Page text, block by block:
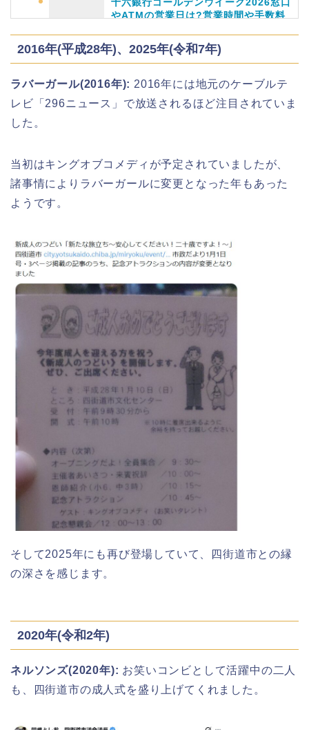
福井桜祭り2026の屋台は何時まで(い
つまで)?交通規制や混雑は?
芸能人(有名人)は?保護者(親)も!
名古屋城桜まつり(春まつり)2026の屋
台・出店は?混雑情報も!
近畿大学卒業式2026のゲストの歴代ス
ピーチや予想有名人は誰?
大河原桜まつり(千本桜)2026の屋台の
十六銀行ゴールデンウイーク2026窓口
やATMの営業日は?営業時間や手数料
静岡銀行ゴールデンウィーク2026の営
業日や休みは?ATM手数料も調査!
千葉銀行ゴールデンウィーク2026の
ATMの営業日(休み)まとめ!
海遊館GW(ゴールデンウィーク)の混
雑(混み具合)状況はどうなる?
日岡山公園の桜(花見)2026の屋台・出
店はいつまで?ライトアップ情報も!
華蔵寺公園の桜(花祭り)2026の屋台
悠久山公園桜祭り2026の屋台や出店
は?ライトアップや駐車場情報も!
とめ!交通規制は何時から何時まで?
2016年(平成28年)、2025年(令和7年)
ラバーガール(2016年): 2016年には地元のケーブルテ
レビ「296ニュース」で放送されるほど注目されていま
した。
当初はキングオブコメディが予定されていましたが、
諸事情によりラバーガールに変更となった年もあった
ようです。
そして2025年にも再び登場していて、四街道市との縁
の深さを感じます。
2020年(令和2年)
ネルソンズ(2020年): お笑いコンビとして活躍中の二人
も、四街道市の成人式を盛り上げてくれました。